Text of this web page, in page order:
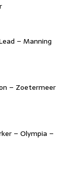
– Manning
– Zoetermeer
– Olympia –